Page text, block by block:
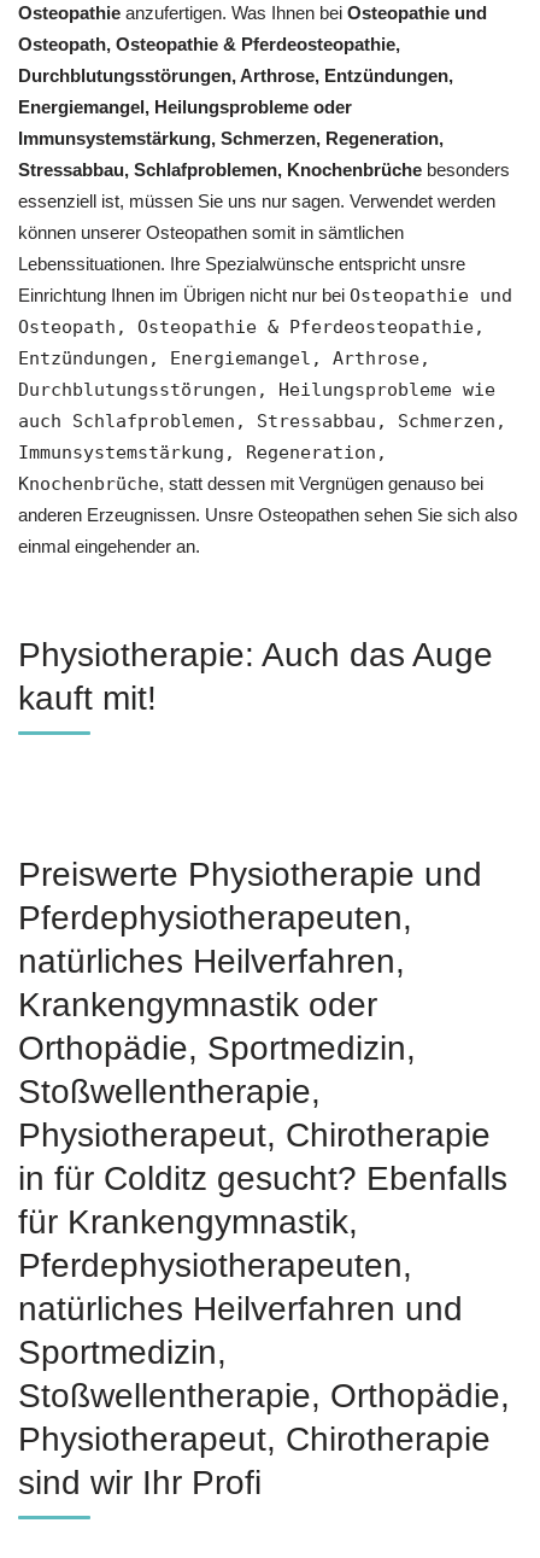
Osteopathie anzufertigen. Was Ihnen bei Osteopathie und
Osteopath, Osteopathie & Pferdeosteopathie,
Durchblutungsstörungen, Arthrose, Entzündungen,
Energiemangel, Heilungsprobleme oder
Immunsystemstärkung, Schmerzen, Regeneration,
Stressabbau, Schlafproblemen, Knochenbrüche besonders
essenziell ist, müssen Sie uns nur sagen. Verwendet werden
können unserer Osteopathen somit in sämtlichen
Lebenssituationen. Ihre Spezialwünsche entspricht unsre
Einrichtung Ihnen im Übrigen nicht nur bei Osteopathie und
Osteopath, Osteopathie & Pferdeosteopathie,
Entzündungen, Energiemangel, Arthrose,
Durchblutungsstörungen, Heilungsprobleme wie
auch Schlafproblemen, Stressabbau, Schmerzen,
Immunsystemstärkung, Regeneration,
Knochenbrüche, statt dessen mit Vergnügen genauso bei
anderen Erzeugnissen. Unsre Osteopathen sehen Sie sich also
einmal eingehender an.
Physiotherapie: Auch das Auge
kauft mit!
Preiswerte Physiotherapie und
Pferdephysiotherapeuten,
natürliches Heilverfahren,
Krankengymnastik oder
Orthopädie, Sportmedizin,
Stoßwellentherapie,
Physiotherapeut, Chirotherapie
in für Colditz gesucht? Ebenfalls
für Krankengymnastik,
Pferdephysiotherapeuten,
natürliches Heilverfahren und
Sportmedizin,
Stoßwellentherapie, Orthopädie,
Physiotherapeut, Chirotherapie
sind wir Ihr Profi